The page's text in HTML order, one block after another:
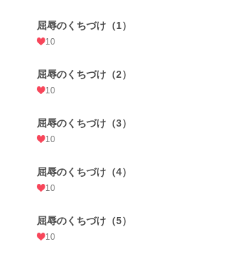
屈辱のくちづけ（1）
10
屈辱のくちづけ（2）
10
屈辱のくちづけ（3）
10
屈辱のくちづけ（4）
10
屈辱のくちづけ（5）
10